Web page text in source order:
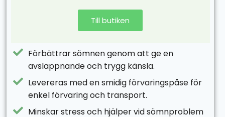
Till butiken
Förbättrar sömnen genom att ge en
avslappnande och trygg känsla.
Levereras med en smidig förvaringspåse för
enkel förvaring och transport.
Minskar stress och hjälper vid sömnproblem